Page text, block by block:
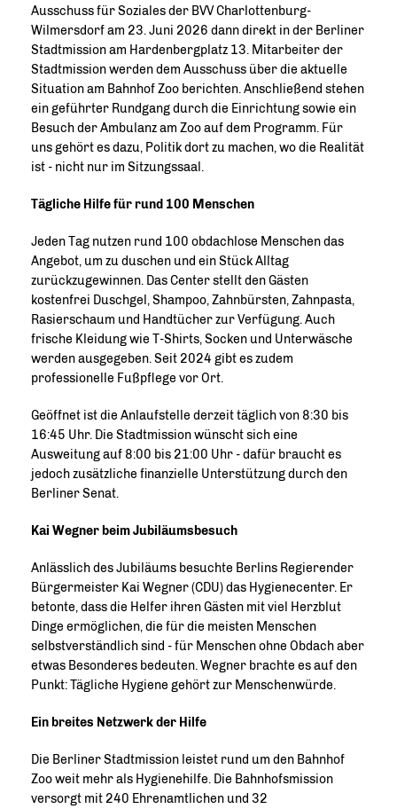
Ausschuss für Soziales der BVV Charlottenburg-
Wilmersdorf am 23. Juni 2026 dann direkt in der Berliner
Stadtmission am Hardenbergplatz 13. Mitarbeiter der
Stadtmission werden dem Ausschuss über die aktuelle
Situation am Bahnhof Zoo berichten. Anschließend stehen
ein geführter Rundgang durch die Einrichtung sowie ein
Besuch der Ambulanz am Zoo auf dem Programm. Für
uns gehört es dazu, Politik dort zu machen, wo die Realität
ist - nicht nur im Sitzungssaal.
Tägliche Hilfe für rund 100 Menschen
Jeden Tag nutzen rund 100 obdachlose Menschen das
Angebot, um zu duschen und ein Stück Alltag
zurückzugewinnen. Das Center stellt den Gästen
kostenfrei Duschgel, Shampoo, Zahnbürsten, Zahnpasta,
Rasierschaum und Handtücher zur Verfügung. Auch
frische Kleidung wie T-Shirts, Socken und Unterwäsche
werden ausgegeben. Seit 2024 gibt es zudem
professionelle Fußpflege vor Ort.
Geöffnet ist die Anlaufstelle derzeit täglich von 8:30 bis
16:45 Uhr. Die Stadtmission wünscht sich eine
Ausweitung auf 8:00 bis 21:00 Uhr - dafür braucht es
jedoch zusätzliche finanzielle Unterstützung durch den
Berliner Senat.
Kai Wegner beim Jubiläumsbesuch
Anlässlich des Jubiläums besuchte Berlins Regierender
Bürgermeister Kai Wegner (CDU) das Hygienecenter. Er
betonte, dass die Helfer ihren Gästen mit viel Herzblut
Dinge ermöglichen, die für die meisten Menschen
selbstverständlich sind - für Menschen ohne Obdach aber
etwas Besonderes bedeuten. Wegner brachte es auf den
Punkt: Tägliche Hygiene gehört zur Menschenwürde.
Ein breites Netzwerk der Hilfe
Die Berliner Stadtmission leistet rund um den Bahnhof
Zoo weit mehr als Hygienehilfe. Die Bahnhofsmission
versorgt mit 240 Ehrenamtlichen und 32